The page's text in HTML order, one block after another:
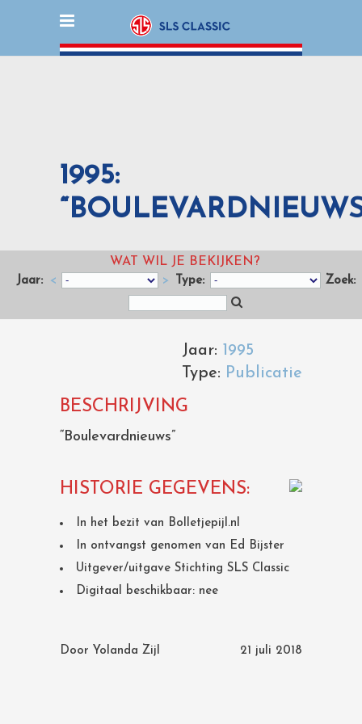
1995:
WAT WIL JE BEKIJKEN?
Jaar: < > Type: Zoek:
Jaar: 1995
Type: Publicatie
BESCHRIJVING
“Boulevardnieuws”
HISTORIE GEGEVENS:
In het bezit van Bolletjepijl.nl
In ontvangst genomen van Ed Bijster
Uitgever/uitgave Stichting SLS Classic
Digitaal beschikbaar: nee
Door Yolanda Zijl 21 juli 2018